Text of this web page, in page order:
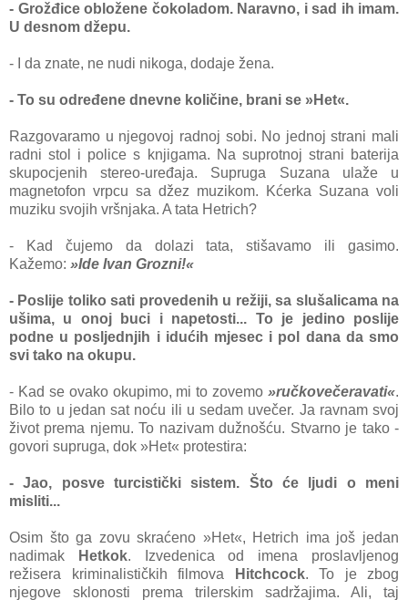
- Grožđice obložene čokoladom. Naravno, i sad ih imam.
U desnom džepu.
- I da znate, ne nudi nikoga, dodaje žena.
- To su određene dnevne količine, brani se »Het«.
Razgovaramo u njegovoj radnoj sobi. No jednoj strani mali
radni stol i police s knjigama. Na suprotnoj strani baterija
skupocjenih stereo-uređaja. Supruga Suzana ulaže u
magnetofon vrpcu sa džez muzikom. Kćerka Suzana voli
muziku svojih vršnjaka. A tata Hetrich?
- Kad čujemo da dolazi tata, stišavamo ili gasimo.
Kažemo: »Ide Ivan Grozni!«
- Poslije toliko sati provedenih u režiji, sa slušalicama na
ušima, u onoj buci i napetosti... To je jedino poslije
podne u posljednjih i idućih mjesec i pol dana da smo
svi tako na okupu.
- Kad se ovako okupimo, mi to zovemo »ručkovečeravati«.
Bilo to u jedan sat noću ili u sedam uvečer. Ja ravnam svoj
život prema njemu. To nazivam dužnošću. Stvarno je tako -
govori supruga, dok »Het« protestira:
- Jao, posve turcistički sistem. Što će ljudi o meni
misliti...
Osim što ga zovu skraćeno »Het«, Hetrich ima još jedan
nadimak
Hetkok. Izvedenica od imena proslavljenog
režisera kriminalističkih filmova
Hitchcock. To je zbog
njegove sklonosti prema trilerskim sadržajima. Ali, taj